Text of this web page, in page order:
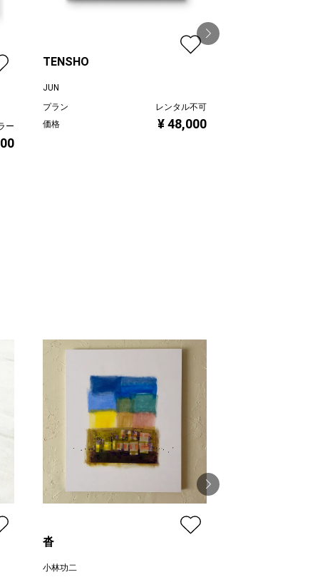
ー
TENSHO
JUN
プラン
レンタル不可
価格
¥ 48,000
沓
小林功二